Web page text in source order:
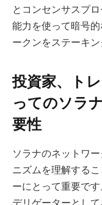
とコンセンサスプ
能力を使って暗号
ークンをステーキン
投資家、ト
ってのソラ
要性
ソラナのネットワ
ニズムを理解する
ーにとって重要で